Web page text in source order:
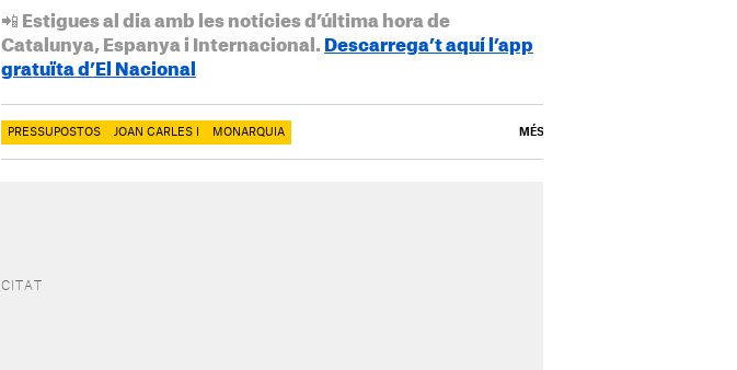
📲 Estigues al dia amb les notícies d’última hora de
Catalunya, Espanya i Internacional. Descarrega’t aquí l’app
gratuïta d’El Nacional
PRESSUPOSTOS JOAN CARLES I MONARQUIA MÉS